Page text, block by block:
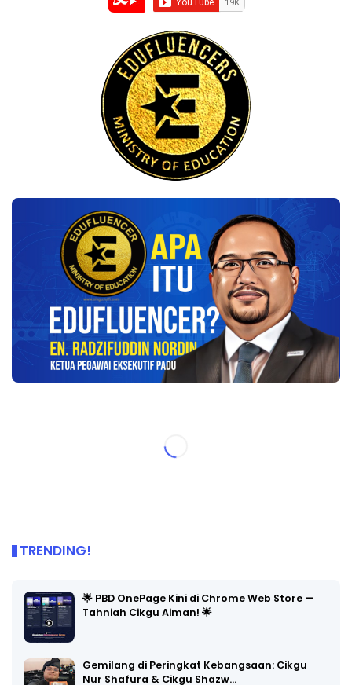
TRENDING!
🌟 PBD OnePage Kini di Chrome Web Store —
Tahniah Cikgu Aiman! 🌟
Gemilang di Peringkat Kebangsaan: Cikgu
Nur Shafura & Cikgu Shazw…